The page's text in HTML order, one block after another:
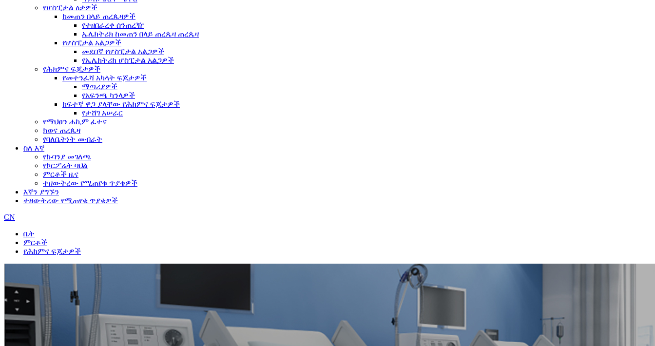
የሆስፒታል ዕቃዎች
ከመጠን በላይ ጠረጴዛዎች
የተዘበራረቀ ሰንጠረዥ
ኤሌክትሪክ ከመጠን በላይ ጠረጴዛ ጠረጴዛ
የሆስፒታል አልጋዎች
መደበኛ የሆስፒታል አልጋዎች
የኤሌክትሪክ ሆስፒታል አልጋዎች
የሕክምና ፍጆታዎች
የመተንፈሻ አካላት ፍጆታዎች
ማጣሪያዎች
የአፍንጫ ካንላዎች
ከፍተኛ ዋጋ ያላቸው የሕክምና ፍጆታዎች
የታሸገ አሠራር
የማህፀን ሐኪም ፈተና
ክወና ጠረጴዛ
የባለቤትነት መብራት
ስለ እኛ
የኩባንያ መገለጫ
የኮርፖሬት ባህል
ምርቶች ዜና
ተዘውትረው የሚጠየቁ ጥያቄዎች
እኛን ያግኙን
ተዘውትረው የሚጠየቁ ጥያቄዎች
CN
ቤት
ምርቶች
የሕክምና ፍጆታዎች